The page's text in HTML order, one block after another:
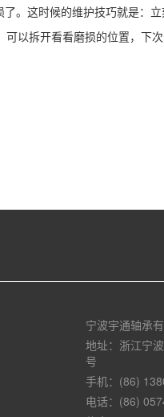
。这时候的维护技巧就是：
以拆开看看磨损的位置，下
宁波宇通轴承
地址：浙江宁
号
手机：(86)
电话：(86)